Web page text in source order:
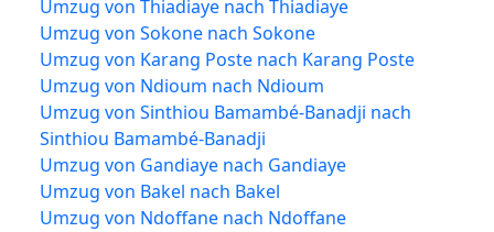
Umzug von Thiadiaye nach Thiadiaye
Umzug von Sokone nach Sokone
Umzug von Karang Poste nach Karang Poste
Umzug von Ndioum nach Ndioum
Umzug von Sinthiou Bamambé-Banadji nach
Sinthiou Bamambé-Banadji
Umzug von Gandiaye nach Gandiaye
Umzug von Bakel nach Bakel
Umzug von Ndoffane nach Ndoffane